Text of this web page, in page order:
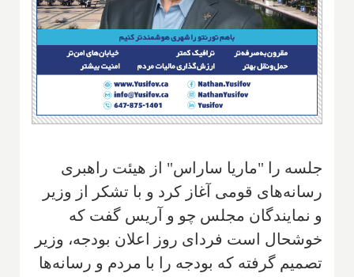
جلسه را "ماریا ساراس" از هیئت راهبری
رسانه‌های قومی آغاز کرد و با تشکر از وزیر
و نمایندگان مجلس چو و آریس گفت که
خوشحال است فردای روز اعلان بودجه، وزیر
تصمیم گرفته که بودجه را با مردم و رسانه‌ها